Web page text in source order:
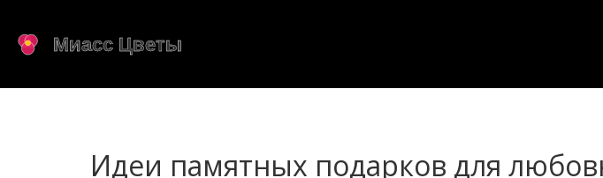
Идеи памятных подарков для